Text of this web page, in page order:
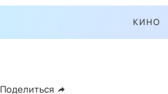
КИНО
Поделиться